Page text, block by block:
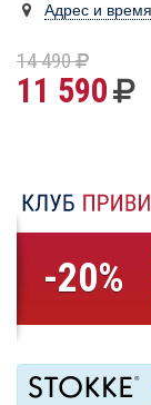
Адрес и
14 490
11 590
-20%